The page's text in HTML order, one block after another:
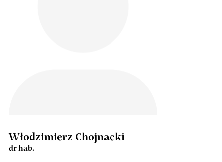
Włodzimierz Chojnacki
dr hab.